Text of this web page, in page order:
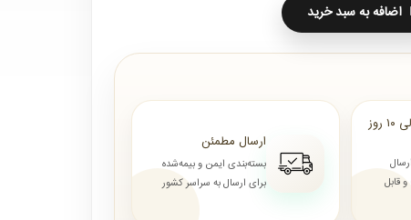
اضافه به سبد خرید
ارسال از ۷ روز الی ۱۰ روز
قابل
ارسال مطمئن
بسته‌بندی ایمن و بیمه‌شده
برای ارسال به سراسر کشور